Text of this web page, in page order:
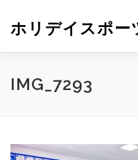
ホリデイスポー
IMG_7293